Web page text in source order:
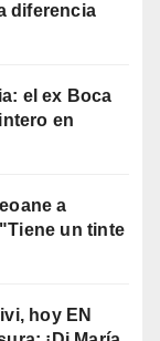
diferencia
el ex Boca
en
a
un tinte
hoy EN